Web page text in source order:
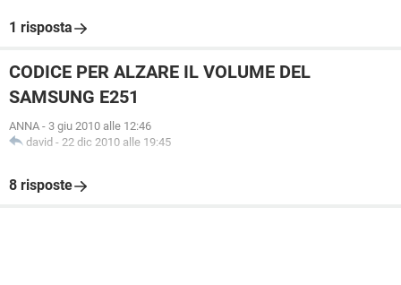
1 risposta
CODICE PER ALZARE IL VOLUME DEL
SAMSUNG E251
ANNA - 3 giu 2010 alle 12:46
david - 22 dic 2010 alle 19:45
8 risposte